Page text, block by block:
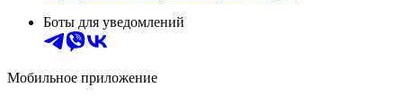
Боты для уведомлений
Мобильное приложение